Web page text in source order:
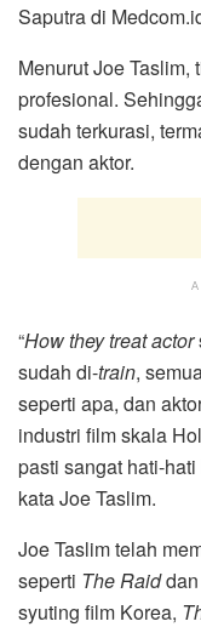
Saputra di
Menurut Joe
profesional.
sudah terkurasi,
dengan aktor.
“How they treat actor
sudah di-train,
seperti apa, dan
industri film skala
pasti sangat hati-
kata Joe Taslim.
Joe Taslim telah
seperti The Raiddan
syuting film Korea,